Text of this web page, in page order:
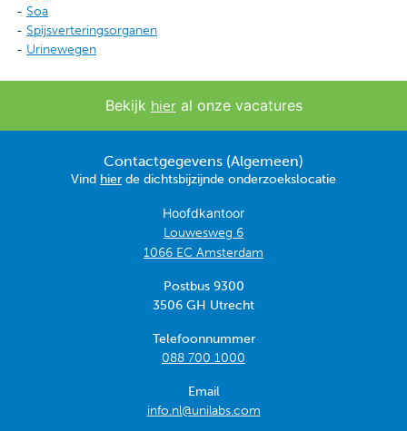
- Soa
- Spijsverteringsorganen
- Urinewegen
Bekijk hieral onze vacatures
Contactgegevens (Algemeen)
Vind hier de dichtsbijzijnde onderzoekslocatie
Hoofdkantoor
Louwesweg 6
1066 EC Amsterdam
Postbus 9300
3506 GH Utrecht
Telefoonnummer
088 700 1000
Email
info.nl@unilabs.com